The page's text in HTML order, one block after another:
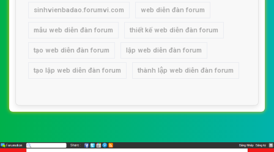
sinhvienbadao.forumvi.com web diễn đàn forum
mẫu web diễn đàn forum thiết kế web diễn đàn forum
tạo web diễn đàn forum lập web diễn đàn forum
tạo lập web diễn đàn forum thành lập web diễn đàn forum